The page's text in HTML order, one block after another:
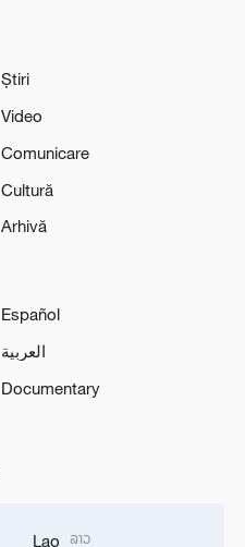
Știri
Video
Comunicare
Cultură
Arhivă
Español
العربية
Documentary
Lao ລາວ